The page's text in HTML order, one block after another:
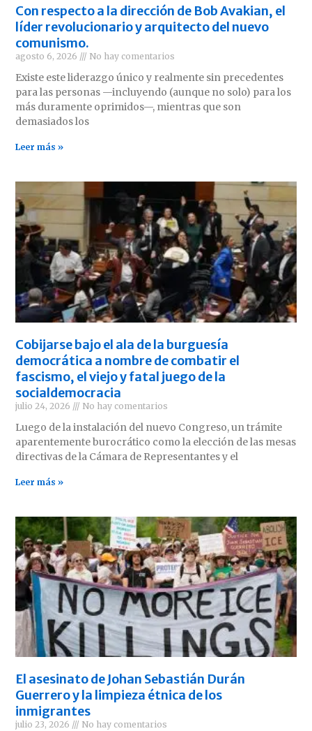
Con respecto a la dirección de Bob Avakian, el
líder revolucionario y arquitecto del nuevo
comunismo.
agosto 6, 2026 No hay comentarios
Existe este liderazgo único y realmente sin precedentes
para las personas —incluyendo (aunque no solo) para los
más duramente oprimidos—, mientras que son
demasiados los
Leer más »
Cobijarse bajo el ala de la burguesía
democrática a nombre de combatir el
fascismo, el viejo y fatal juego de la
socialdemocracia
julio 24, 2026 No hay comentarios
Luego de la instalación del nuevo Congreso, un trámite
aparentemente burocrático como la elección de las mesas
directivas de la Cámara de Representantes y el
Leer más »
El asesinato de Johan Sebastián Durán
Guerrero y la limpieza étnica de los
inmigrantes
julio 23, 2026 No hay comentarios